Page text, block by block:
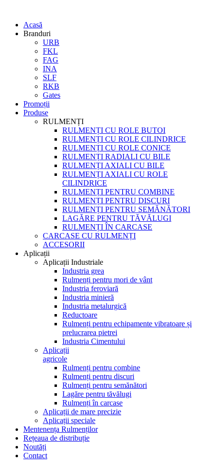
Acasă
Branduri
URB
FKL
FAG
INA
SLF
RKB
Gates
Promoții
Produse
RULMENȚI
RULMENȚI CU ROLE BUTOI
RULMENȚI CU ROLE CILINDRICE
RULMENȚI CU ROLE CONICE
RULMENȚI RADIALI CU BILE
RULMENȚI AXIALI CU BILE
RULMENȚI AXIALI CU ROLE
CILINDRICE
RULMENȚI PENTRU COMBINE
RULMENȚI PENTRU DISCURI
RULMENȚI PENTRU SEMĂNĂTORI
LAGĂRE PENTRU TĂVĂLUGI
RULMENȚI ÎN CARCASE
CARCASE CU RULMENȚI
ACCESORII
Aplicații
Aplicații Industriale
Industria grea
Rulmenți pentru mori de vânt
Industria feroviară
Industria minieră
Industria metalurgică
Reductoare
Rulmenți pentru echipamente vibratoare și
prelucrarea pietrei
Industria Cimentului
Aplicații
agricole
Rulmenți pentru combine
Rulmenți pentru discuri
Rulmenți pentru semănători
Lagăre pentru tăvălugi
Rulmenți în carcase
Aplicații de mare precizie
Aplicații speciale
Mentenența Rulmenților
Rețeaua de distribuție
Noutăți
Contact